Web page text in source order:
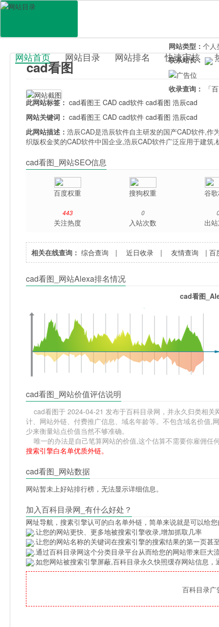
百科目录
网站首页 网站目录 网站排名 快速审核
cad看图
网站类型： 个人
联系站长：
收录查询：
「
此网站标签： cad看图王 CAD cad软件 cad看图 浩辰cad
网站关键词： cad看图王 CAD cad软件 cad看图 浩辰cad
此网站描述：浩辰CAD是浩辰软件自主研发的国产CAD软件,
织版权金奖的CAD软件中国企业,浩辰CAD软件广泛应用于建
cad看图_网站SEO信息
百度权重 搜狗权重 谷
443
关注热度
0
入站次数 出
相关在线查询： 综合查询 |近日收录 |友情查询 |百
cad看图_网站Alexa排名情况
cad看图
cad看图_网站价值评估说明
cad看图于 2024-04-21 发布于百科目录网，并永久归类相关
计、网站外链、付费推广信息、域名年龄等。不包含域名价值
少来衡量站点价值当然不够准确。
唯一的办法是自己笔算网站的价值,这个估算不需要你雇佣任
搜索引擎白名单优质外链。
cad看图_网站数据
网站暂未上好站排行榜，无法显示详细信息。
加入百科目录网_有什么好处？
网址导航 ，搜素引擎认可的白名单外链，简单来说就是可以给
.让您的网站更快、更多地被搜索引擎收录,增加抓取几率
.让您的网站名称的关键词在搜索引擎的搜索结果的第一页甚
.通过百科目录网这个分类目录平台从而给您的网站带来巨大
.如您网站被搜索引擎屏蔽,百科目录永久快照缓存网站信息
百科目录